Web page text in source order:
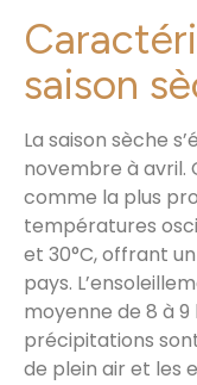
saison
La saison sèche
novembre à avril.
comme la plus
températures
et 30°C, offrant
pays.
moyenne de 8 à 9
précipitations
de plein air et les